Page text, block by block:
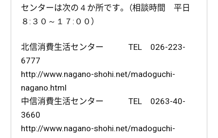
センターは次の４か所です。（相談時間 平日
８:３０～１７:００）
北信消費生活センター TEL 026-223-
6777
http://www.nagano-shohi.net/madoguchi-
nagano.html
中信消費生活センター TEL 0263-40-
3660
http://www.nagano-shohi.net/madoguchi-